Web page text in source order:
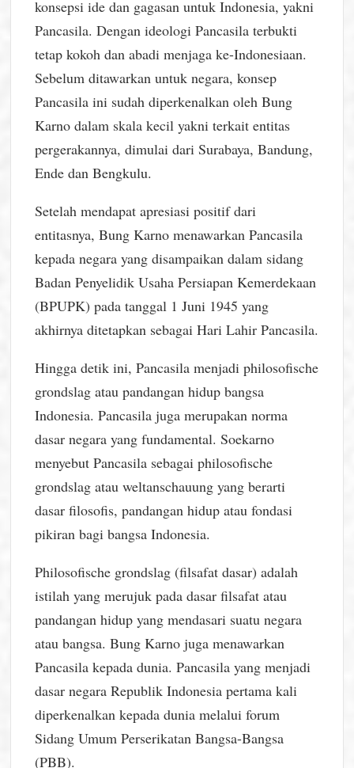
konsepsi ide dan gagasan untuk Indonesia, yakni
Pancasila. Dengan ideologi Pancasila terbukti
tetap kokoh dan abadi menjaga ke-Indonesiaan.
Sebelum ditawarkan untuk negara, konsep
Pancasila ini sudah diperkenalkan oleh Bung
Karno dalam skala kecil yakni terkait entitas
pergerakannya, dimulai dari Surabaya, Bandung,
Ende dan Bengkulu.
Setelah mendapat apresiasi positif dari
entitasnya, Bung Karno menawarkan Pancasila
kepada negara yang disampaikan dalam sidang
Badan Penyelidik Usaha Persiapan Kemerdekaan
(BPUPK) pada tanggal 1 Juni 1945 yang
akhirnya ditetapkan sebagai Hari Lahir Pancasila.
Hingga detik ini, Pancasila menjadi philosofische
grondslag atau pandangan hidup bangsa
Indonesia. Pancasila juga merupakan norma
dasar negara yang fundamental. Soekarno
menyebut Pancasila sebagai philosofische
grondslag atau weltanschauung yang berarti
dasar filosofis, pandangan hidup atau fondasi
pikiran bagi bangsa Indonesia.
Philosofische grondslag (filsafat dasar) adalah
istilah yang merujuk pada dasar filsafat atau
pandangan hidup yang mendasari suatu negara
atau bangsa. Bung Karno juga menawarkan
Pancasila kepada dunia. Pancasila yang menjadi
dasar negara Republik Indonesia pertama kali
diperkenalkan kepada dunia melalui forum
Sidang Umum Perserikatan Bangsa-Bangsa
(PBB).